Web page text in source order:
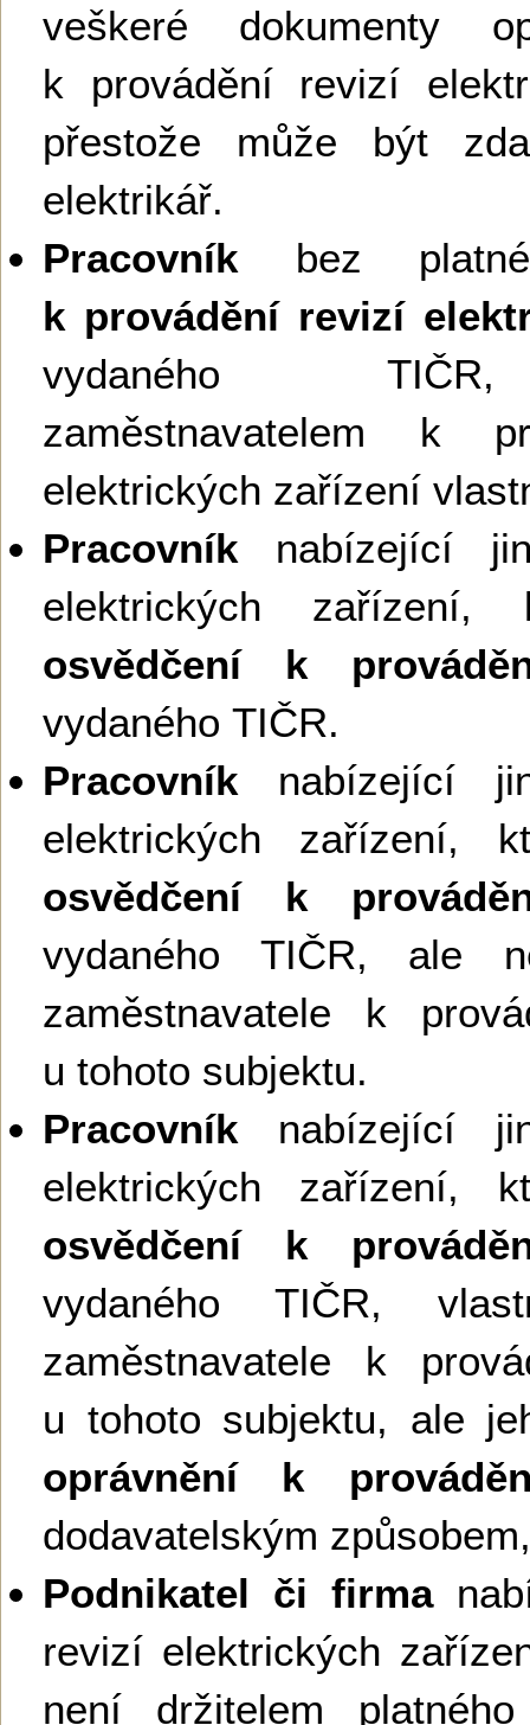
veškeré dokumenty
k provádění revizí
přestože může být
elektrikář.
Pracovník bez
k provádění revizí
vydaného
zaměstnavatelem k
elektrických zařízení
Pracovník nabízející
elektrických
osvědčení k
vydaného TIČR.
Pracovník nabízející
elektrických zařízení,
osvědčení k
vydaného TIČR, ale
zaměstnavatele k
u tohoto subjektu.
Pracovník nabízející
elektrických zařízení,
osvědčení k
vydaného TIČR,
zaměstnavatele k
u tohoto subjektu, ale
oprávnění k
dodavatelským
Podnikatel či firma
revizí elektrických
není držitelem